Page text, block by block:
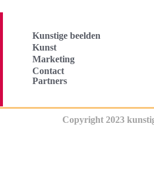
Kunstige beelden
Kunst
Marketing
Contact
Partners
Copyright 2023